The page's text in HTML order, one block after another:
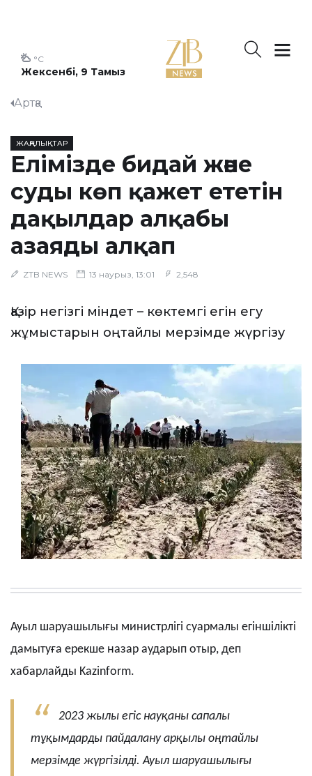
Жексенбі, 9 Тамыз
°C
Артқа
ЖАҢАЛЫҚТАР
Елімізде бидай және
суды көп қажет ететін
дақылдар алқабы
азаяды алқап
ZTB NEWS 13 наурыз, 13:01 2,548
Қазір негізгі міндет – көктемгі егін егу
жұмыстарын оңтайлы мерзімде жүргізу
Ауыл шаруашылығы министрлігі суармалы егіншілікті
дамытуға ерекше назар аударып отыр, деп
хабарлайды Kazinform.
2023 жылы егіс науқаны сапалы
тұқымдарды пайдалану арқылы оңтайлы
мерзімде жүргізілді. Ауыл шаруашылығы